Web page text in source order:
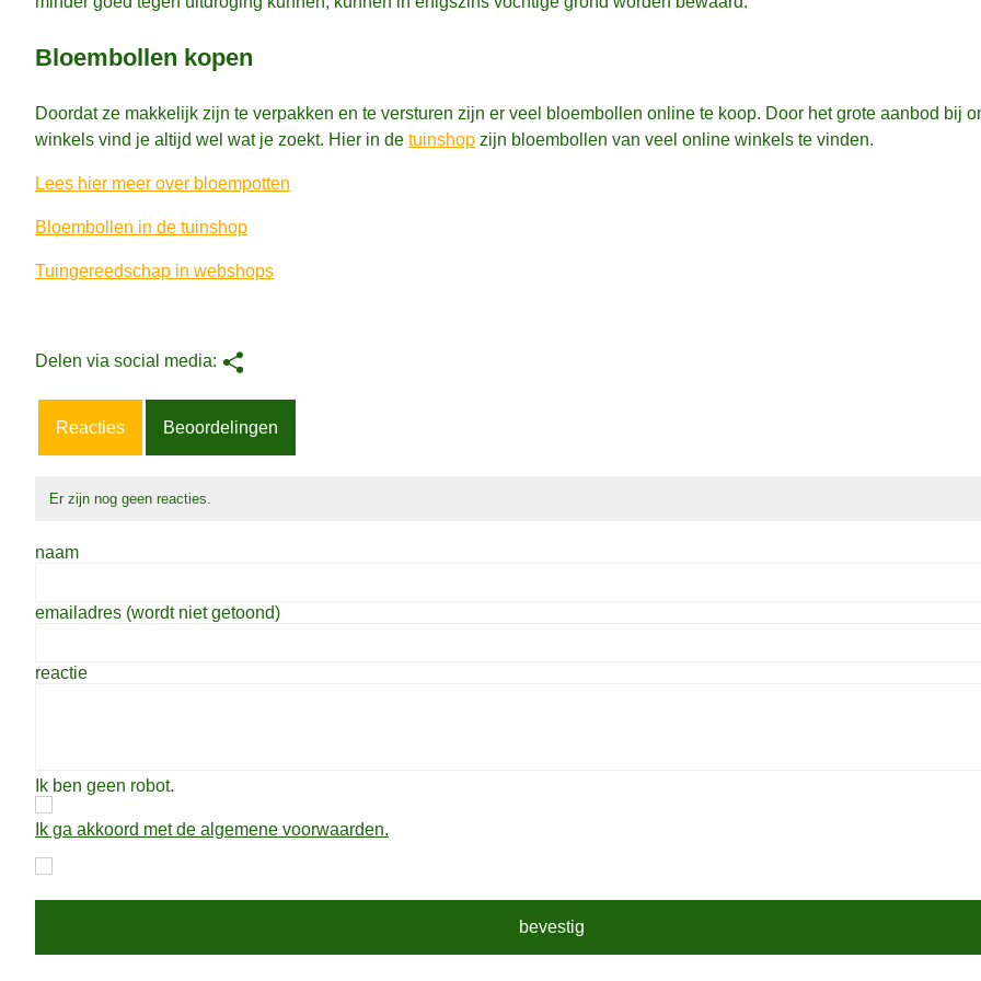
Bloembollen kopen
Doordat ze makkelijk zijn te verpakken en te versturen zijn er veel bloembollen online te koop. Door het grote aanbod bij
winkels vind je altijd wel wat je zoekt. Hier in de tuinshop zijn bloembollen van veel online winkels te vinden.
Lees hier meer over bloempotten
Bloembollen in de tuinshop
Tuingereedschap in webshops
Reacties Beoordelingen
Er zijn nog geen reacties.
naam
emailadres (wordt niet getoond)
reactie
Ik ben geen robot.
Ik ga akkoord met de algemene voorwaarden.